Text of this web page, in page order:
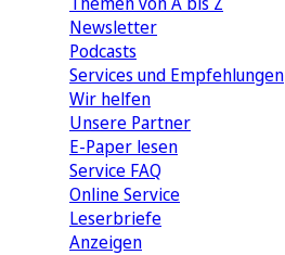
Newsletter
Podcasts
Services und Empfehlungen
Wir helfen
Unsere Partner
E-Paper lesen
Service FAQ
Online Service
Leserbriefe
Anzeigen